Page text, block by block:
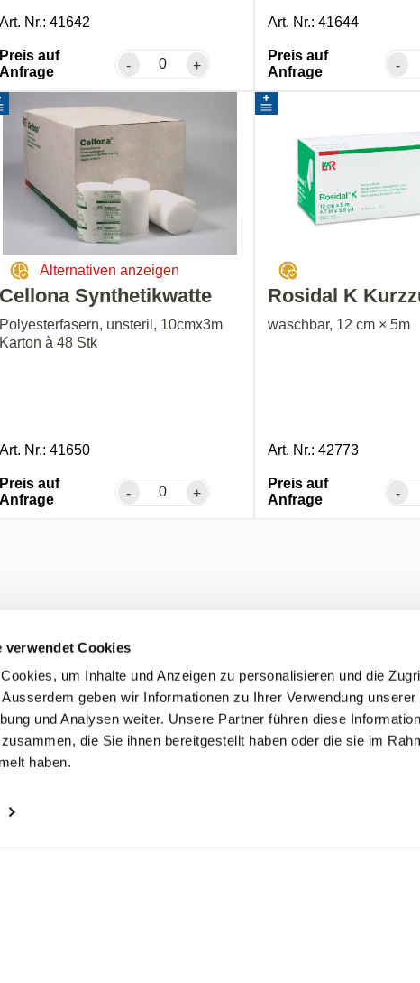
verwendet Cookies
um Inhalte und Anzeigen zu personalisieren und die
geben wir Informationen zu Ihrer Verwendung
und Analysen weiter. Unsere Partner führen diese
die Sie ihnen bereitgestellt haben oder die sie im
haben.
Art. Nr.: 41642
Preis auf
Anfrage
- +
Art. Nr.: 41644
Preis auf
Anfrage
-
Alternativen anzeigen
Cellona Synthetikwatte
Polyesterfasern, unsteril, 10cmx3m
Karton à 48 Stk
Art. Nr.: 41650
Preis auf
Anfrage
- +
Rosidal K
waschbar, 12 cm × 5m
Art. Nr.: 42773
Preis auf
Anfrage
-